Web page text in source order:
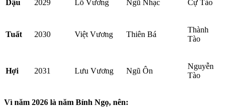
Dậu 2029 Lỗ Vương Ngũ Nhạc Cự Tào
Tuất 2030 Việt Vương Thiên Bá
Thành
Tào
Hợi 2031 Lưu Vương Ngũ Ôn
Nguyễn
Tào
Vì năm 2026 là năm Bính Ngọ, nên: